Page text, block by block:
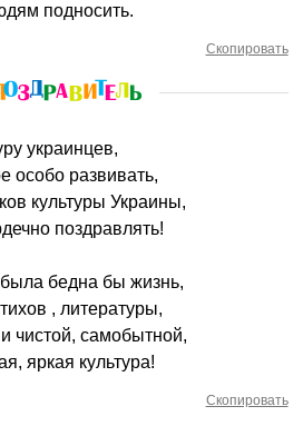
подносить.
Скопировать
украинцев,
особо развивать,
культуры Украины,
поздравлять!
бедна бы жизнь,
, литературы,
и чистой, самобытной,
яркая культура!
Скопировать